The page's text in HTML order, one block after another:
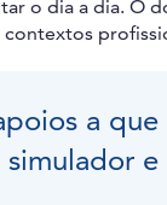
o dia a dia. O
a que
e